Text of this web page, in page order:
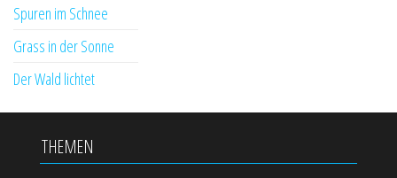
Spuren im Schnee
Grass in der Sonne
Der Wald lichtet
THEMEN